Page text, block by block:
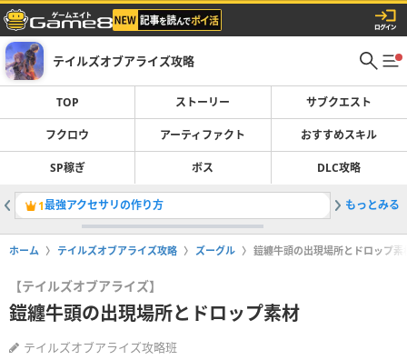
テイルズオブアライズ攻略
TOP ストーリー サブクエスト
フクロウ アーティファクト おすすめスキル
SP稼ぎ ボス DLC攻略
1最強アクセサリの作り方 2クリア
もっとみる
ホーム テイルズオブアライズ攻略 ズーグル 鎧纏牛頭の出現場所とドロップ素
【テイルズオブアライズ】
鎧纏牛頭の出現場所とドロップ素材
テイルズオブアライズ攻略班